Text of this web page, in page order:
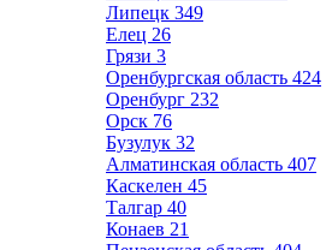
Липецк 349
Елец 26
Грязи 3
Оренбургская область 424
Оренбург 232
Орск 76
Бузулук 32
Алматинская область 407
Каскелен 45
Талгар 40
Конаев 21